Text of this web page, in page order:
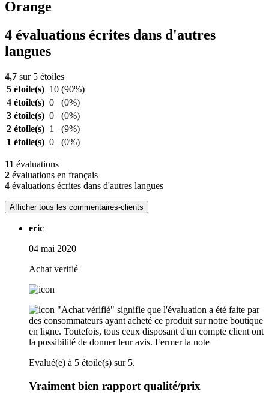
Orange
4 évaluations écrites dans d'autres
langues
4,7 sur 5 étoiles
5 étoile(s) 10 (90%)
4 étoile(s) 0
(0%)
3 étoile(s) 0
(0%)
2 étoile(s) 1
(9%)
1 étoile(s) 0 (0%)
11 évaluations
2 évaluations en français
4 évaluations écrites dans d'autres langues
Afficher tous les commentaires-clients
eric
04 mai 2020
Achat verifié
"Achat vérifié" signifie que l'évaluation a été faite par
des consommateurs ayant acheté ce produit sur notre boutique
en ligne. Toutefois, tous ceux disposant d'un compte client ont
la possibilité de donner leur avis. Fermer la note
Evalué(e) à 5 étoile(s) sur 5.
Vraiment bien rapport qualité/prix